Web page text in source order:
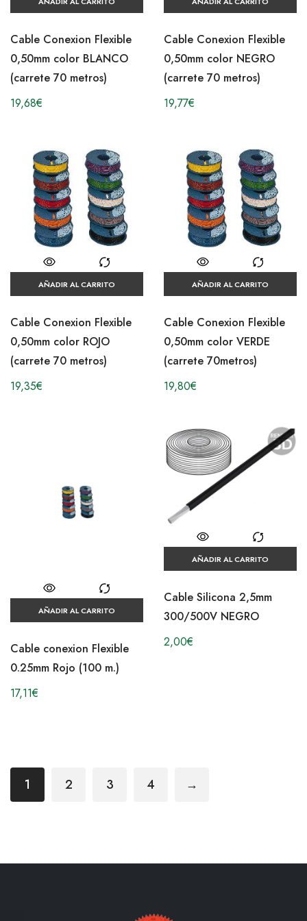
Cable Conexion Flexible
0,50mm color BLANCO
(carrete 70 metros)
19,68€
Cable Conexion Flexible
0,50mm color NEGRO
(carrete 70 metros)
19,77€
AÑADIR AL CARRITO
Cable Conexion Flexible
0,50mm color ROJO
(carrete 70 metros)
19,35€
AÑADIR AL CARRITO
Cable Conexion Flexible
0,50mm color VERDE
(carrete 70metros)
19,80€
AÑADIR AL CARRITO
Cable conexion Flexible
0.25mm Rojo (100 m.)
17,11€
AÑADIR AL CARRITO
Cable Silicona 2,5mm
300/500V NEGRO
2,00€
1 2 3 4 →